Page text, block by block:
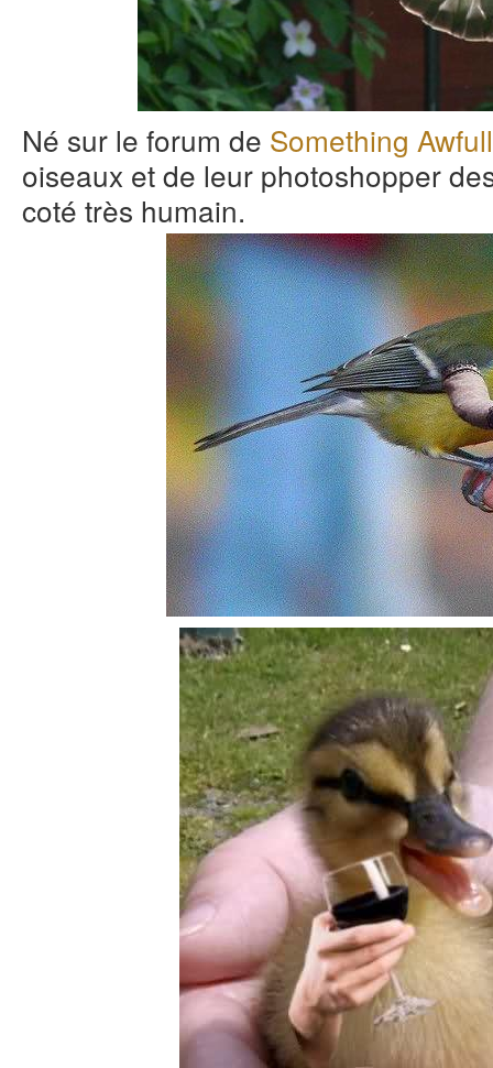
Né sur le forum de Something Awfull
oiseaux et de leur photoshopper
coté très humain.